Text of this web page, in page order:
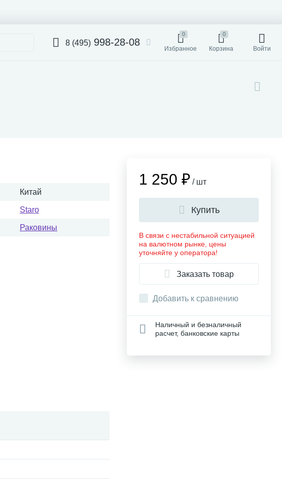
8 (495) 998-28-08
0
Избранное
0
Корзина Войти
Китай
Staro
Раковины
1 250 ₽ / шт
Купить
В связи с нестабильной ситуацией
на валютном рынке, цены
уточняйте у оператора!
Заказать товар
Добавить к сравнению
Наличный и безналичный
расчет, банковские карты